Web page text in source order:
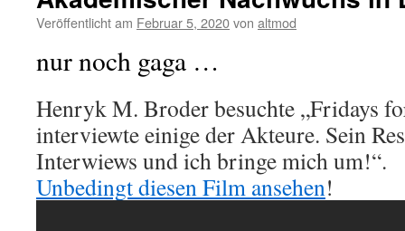
Veröffentlicht am Februar 5, 2020von altmod
nur noch gaga …
Henryk M. Broder besuchte „Fridays
interviewte einige der Akteure. Sein
Interwiews und ich bringe mich um!“.
Unbedingt diesen Film ansehen!